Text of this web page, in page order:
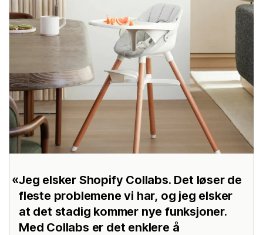
Jeg elsker Shopify Collabs. Det løser de
fleste problemene vi har, og jeg elsker
at det stadig kommer nye funksjoner.
Med Collabs er det enklere å